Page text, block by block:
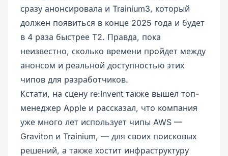
сразу анонсировала и Trainium3, который
должен появиться в конце 2025 года и будет
в 4 раза быстрее T2. Правда, пока
неизвестно, сколько времени пройдет между
анонсом и реальной доступностью этих
чипов для разработчиков.
Кстати, на сцену re:Invent также вышел топ-
менеджер Apple и рассказал, что компания
уже много лет использует чипы AWS —
Graviton и Trainium, — для своих поисковых
решений, а также хостит инфраструктуру